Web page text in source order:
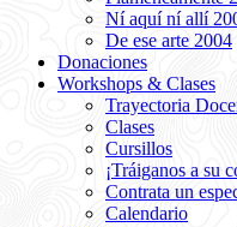
Ní aquí ní allí
De ese arte 2004
Donaciones
Workshops & Clases
Trayectoria
Clases
Cursillos
¡Tráiganos a su
Contrata un
Calendario